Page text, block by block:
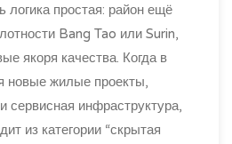
логика простая: район ещё
Bang Tao или Surin,
якоря качества. Когда в
новые жилые проекты,
сервисная инфраструктура,
из категории “скрытая